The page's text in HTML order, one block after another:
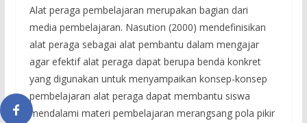
Alat peraga pembelajaran merupakan bagian dari
media pembelajaran. Nasution (2000) mendefinisikan
alat peraga sebagai alat pembantu dalam mengajar
agar efektif alat peraga dapat berupa benda konkret
yang digunakan untuk menyampaikan konsep-konsep
pembelajaran alat peraga dapat membantu siswa
mendalami materi pembelajaran merangsang pola pikir